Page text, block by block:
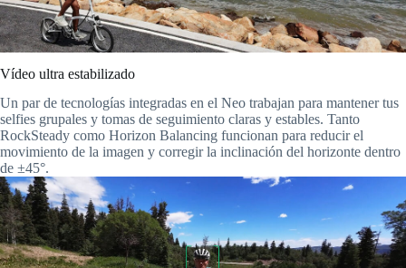
Vídeo ultra estabilizado
Un par de tecnologías integradas en el Neo trabajan para mantener tus
selfies grupales y tomas de seguimiento claras y estables. Tanto
RockSteady como Horizon Balancing funcionan para reducir el
movimiento de la imagen y corregir la inclinación del horizonte dentro
de ±45°.